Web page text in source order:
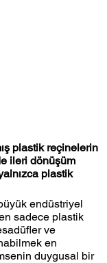
plastik reçinelerin
ileri dönüşüm
plastik
endüstriyel
sadece plastik
ve
en
duygusal bir